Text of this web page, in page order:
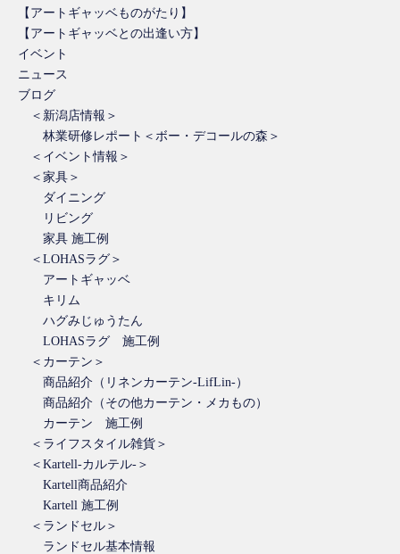
【アートギャッベものがたり】
【アートギャッベとの出逢い方】
イベント
ニュース
ブログ
＜新潟店情報＞
林業研修レポート＜ボー・デコールの森＞
＜イベント情報＞
＜家具＞
ダイニング
リビング
家具 施工例
＜LOHASラグ＞
アートギャッベ
キリム
ハグみじゅうたん
LOHASラグ 施工例
＜カーテン＞
商品紹介（リネンカーテン-LifLin-）
商品紹介（その他カーテン・メカもの）
カーテン 施工例
＜ライフスタイル雑貨＞
＜Kartell-カルテル-＞
Kartell商品紹介
Kartell 施工例
＜ランドセル＞
ランドセル基本情報